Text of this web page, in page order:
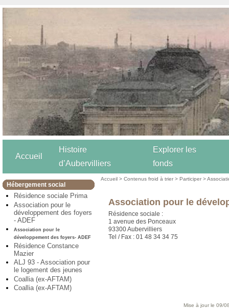
Accueil
Histoire
d’Aubervilliers
Explorer les
fonds
Hébergement social
Résidence sociale Prima
Association pour le
développement des foyers
- ADEF
Association pour le
développement des foyers- ADEF
Résidence Constance
Mazier
ALJ 93 - Association pour
le logement des jeunes
Coallia (ex-AFTAM)
Coallia (ex-AFTAM)
Accueil >Contenus froid à trier >Participer >
Association pour le
Résidence sociale :
1 avenue des Ponceaux
93300 Aubervilliers
Tel / Fax : 01 48 34 34 75
Mise à jour le 09/